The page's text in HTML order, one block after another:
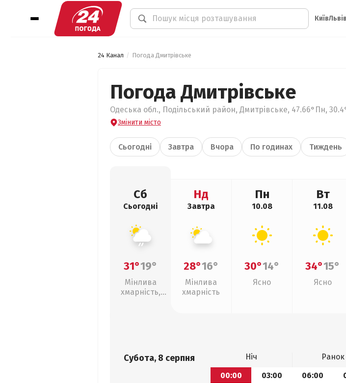
КиївЛьвів
24 Канал Погода Дмитрівське
Погода Дмитрівське
Одеська обл., Подільський район, Дмитрівське, 47.66°Пн,
Змінити місто
Сьогодні Завтра Вчора По годинах Тиждень
Сб
Сьогодні
31°19°
Мінлива
хмарність,
Нд
Завтра
28°16°
Мінлива
хмарність
Пн
10.08
30°14°
Ясно
Вт
11.08
34°15°
Ясно
Субота, 8 серпня Ніч Ранок
00:00
03:00 06:00